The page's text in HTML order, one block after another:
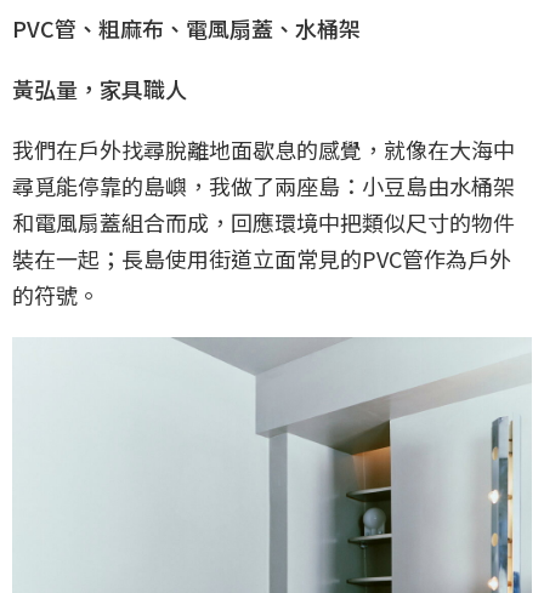
PVC管、粗麻布、電風扇蓋、水桶架
黃弘量，家具職人
我們在戶外找尋脫離地面歇息的感覺，就像在大海中
尋覓能停靠的島嶼，我做了兩座島：小豆島由水桶架
和電風扇蓋組合而成，回應環境中把類似尺寸的物件
裝在一起；長島使用街道立面常見的PVC管作為戶外
的符號。